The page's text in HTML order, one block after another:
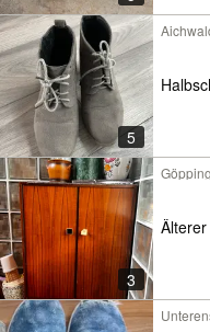
5
3